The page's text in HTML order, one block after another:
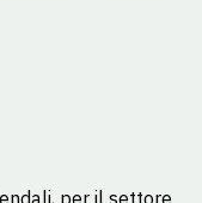
per il settore